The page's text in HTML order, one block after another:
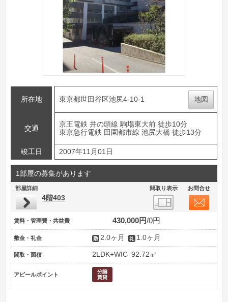
所在地 東京都世田谷区池尻4-10-1 地図
交通
京王電鉄 井の頭線 駒場東大前 徒歩10分
東京急行電鉄 田園都市線 池尻大橋 徒歩13分
竣工日 2007年11月01日
1部屋の募集があります
部屋詳細 間取り表示 お問合せ
4階403
賃料・管理費・共益費 430,000円 0円
敷金・礼金 2.0ヶ月 1.0ヶ月
間取・面積 2LDK+WIC 92.72㎡
アピールポイント